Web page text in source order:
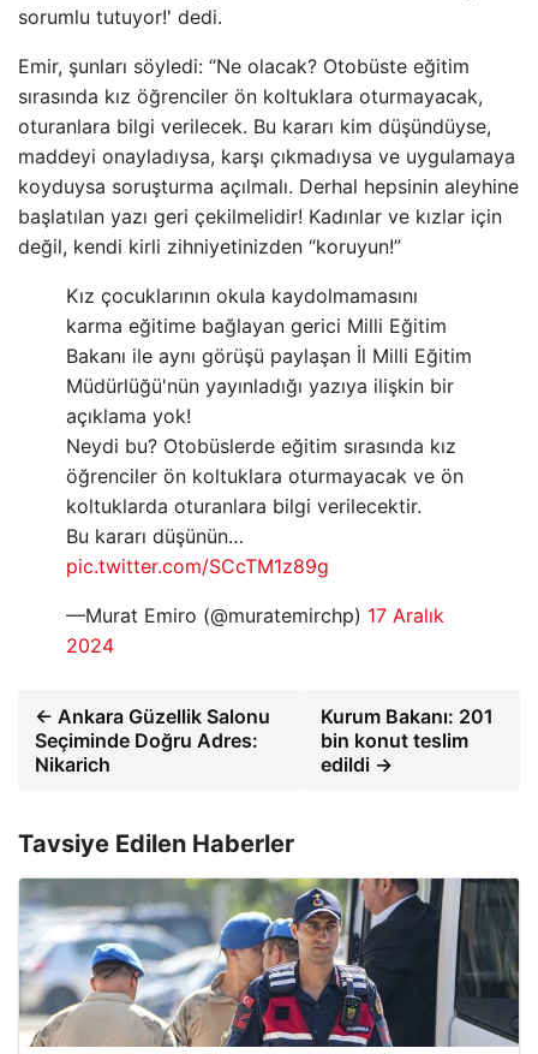
sorumlu tutuyor!' dedi.
Emir, şunları söyledi: “Ne olacak? Otobüste eğitim
sırasında kız öğrenciler ön koltuklara oturmayacak,
oturanlara bilgi verilecek. Bu kararı kim düşündüyse,
maddeyi onayladıysa, karşı çıkmadıysa ve uygulamaya
koyduysa soruşturma açılmalı. Derhal hepsinin aleyhine
başlatılan yazı geri çekilmelidir! Kadınlar ve kızlar için
değil, kendi kirli zihniyetinizden “koruyun!”
Kız çocuklarının okula kaydolmamasını
karma eğitime bağlayan gerici Milli Eğitim
Bakanı ile aynı görüşü paylaşan İl Milli Eğitim
Müdürlüğü'nün yayınladığı yazıya ilişkin bir
açıklama yok!
Neydi bu? Otobüslerde eğitim sırasında kız
öğrenciler ön koltuklara oturmayacak ve ön
koltuklarda oturanlara bilgi verilecektir.
Bu kararı düşünün…
pic.twitter.com/SCcTM1z89g
—Murat Emiro (@muratemirchp) 17 Aralık
2024
← Ankara Güzellik Salonu
Seçiminde Doğru Adres:
Nikarich
Kurum Bakanı: 201
bin konut teslim
edildi →
Tavsiye Edilen Haberler